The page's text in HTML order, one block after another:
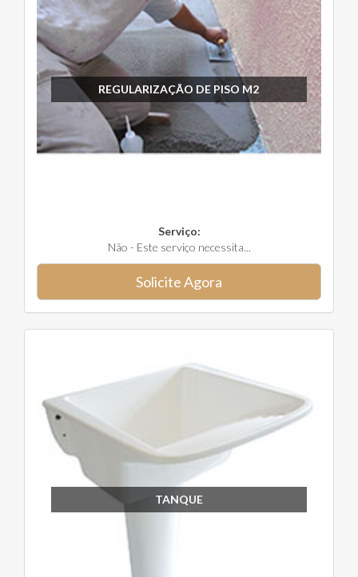
REGULARIZAÇÃO DE PISO M2
Serviço:
Não - Este serviço necessita...
Solicite Agora
TANQUE